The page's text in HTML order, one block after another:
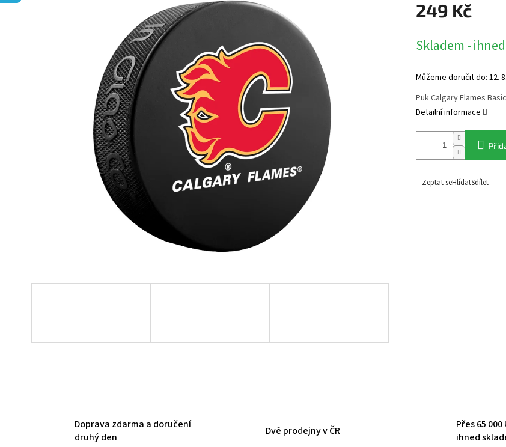
249 Kč
cena:
Skladem -
Můžeme doručit do: 12.
Puk Calgary Flames Basic
Detailní informace
Zeptat seHlídatSdílet
Doprava zdarma a doručení
druhý den
Dvě prodejny v ČR
Přes 65
ihned